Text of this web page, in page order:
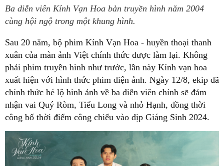
Ba diễn viên Kính Vạn Hoa bản truyền hình năm 2004
cùng hội ngộ trong một khung hình.
Sau 20 năm, bộ phim Kính Vạn Hoa - huyền thoại thanh
xuân của màn ảnh Việt chính thức được làm lại. Không
phải phim truyền hình như trước, lần này Kính vạn hoa
xuất hiện với hình thức phim điện ảnh. Ngày 12/8, ekip đã
chính thức hé lộ hình ảnh về ba diễn viên chính sẽ đảm
nhận vai Quý Ròm, Tiểu Long và nhỏ Hạnh, đồng thời
công bố thời điểm công chiếu vào dịp Giáng Sinh 2024.